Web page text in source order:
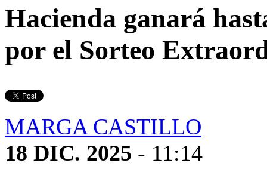
Hacienda ganará
por el Sorteo
MARGA CASTILLO
18 DIC. 2025 - 11:14